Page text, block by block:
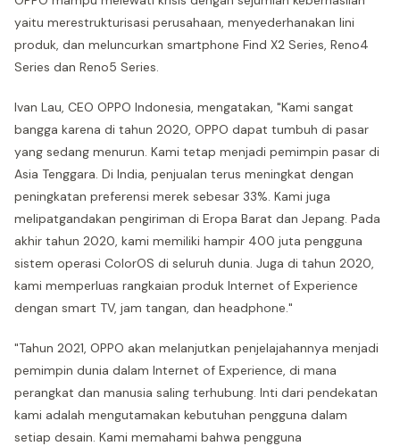
yaitu merestrukturisasi perusahaan, menyederhanakan lini
produk, dan meluncurkan smartphone Find X2 Series, Reno4
Series dan Reno5 Series.
Ivan Lau, CEO OPPO Indonesia, mengatakan, "Kami sangat
bangga karena di tahun 2020, OPPO dapat tumbuh di pasar
yang sedang menurun. Kami tetap menjadi pemimpin pasar di
Asia Tenggara. Di India, penjualan terus meningkat dengan
peningkatan preferensi merek sebesar 33%. Kami juga
melipatgandakan pengiriman di Eropa Barat dan Jepang. Pada
akhir tahun 2020, kami memiliki hampir 400 juta pengguna
sistem operasi ColorOS di seluruh dunia. Juga di tahun 2020,
kami memperluas rangkaian produk Internet of Experience
dengan smart TV, jam tangan, dan headphone."
"Tahun 2021, OPPO akan melanjutkan penjelajahannya menjadi
pemimpin dunia dalam Internet of Experience, di mana
perangkat dan manusia saling terhubung. Inti dari pendekatan
kami adalah mengutamakan kebutuhan pengguna dalam
setiap desain. Kami memahami bahwa pengguna